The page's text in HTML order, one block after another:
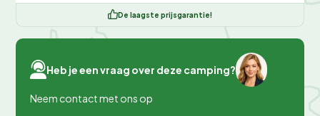
De laagste prijsgarantie!
Heb je een vraag over deze camping?
Neem contact met ons op